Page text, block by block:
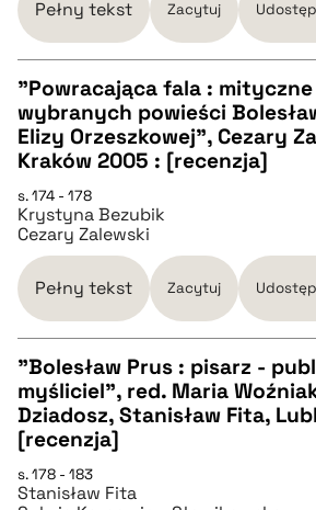
pobierz cytat
Pełny tekst Zacytuj
CZYSTY TEKST
pobierz cytat
BIBTEX
pobierz cytat
"Powracająca fala :
wybranych powieści
Elizy Orzeszkowej", Cezary
Kraków 2005 : [recenzja]
s. 174 - 178
Krystyna Bezubik
Cezary Zalewski
Pełny tekst Zacytuj
CZYSTY TEKST
pobierz cytat
"Bolesław Prus : pisarz -
myśliciel", red. Maria
Dziadosz, Stanisław Fita,
[recenzja]
s. 178 - 183
Stanisław Fita